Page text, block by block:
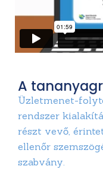
A
Üzletmenet-
rendszer
részt vevő,
ellenőr
szabvány.